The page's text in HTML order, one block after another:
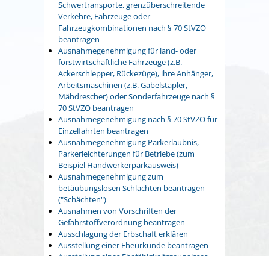
Schwertransporte, grenzüberschreitende
Verkehre, Fahrzeuge oder
Fahrzeugkombinationen nach § 70 StVZO
beantragen
Ausnahmegenehmigung für land- oder
forstwirtschaftliche Fahrzeuge (z.B.
Ackerschlepper, Rückezüge), ihre Anhänger,
Arbeitsmaschinen (z.B. Gabelstapler,
Mähdrescher) oder Sonderfahrzeuge nach §
70 StVZO beantragen
Ausnahmegenehmigung nach § 70 StVZO für
Einzelfahrten beantragen
Ausnahmegenehmigung Parkerlaubnis,
Parkerleichterungen für Betriebe (zum
Beispiel Handwerkerparkausweis)
Ausnahmegenehmigung zum
betäubungslosen Schlachten beantragen
("Schächten")
Ausnahmen von Vorschriften der
Gefahrstoffverordnung beantragen
Ausschlagung der Erbschaft erklären
Ausstellung einer Eheurkunde beantragen